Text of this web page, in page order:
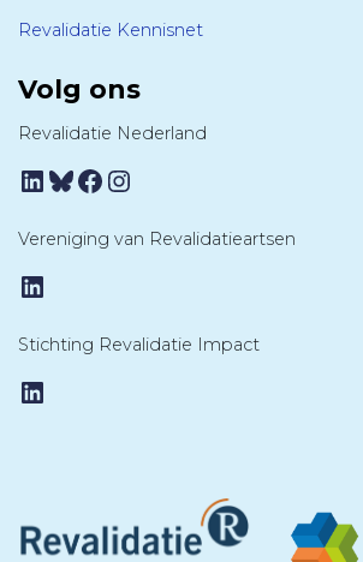
Revalidatie Kennisnet
Volg ons
Revalidatie Nederland
LinkedIn
Bluesky
Facebook
Instagram
Vereniging van Revalidatieartsen
LinkedIn
Stichting Revalidatie Impact
LinkedIn